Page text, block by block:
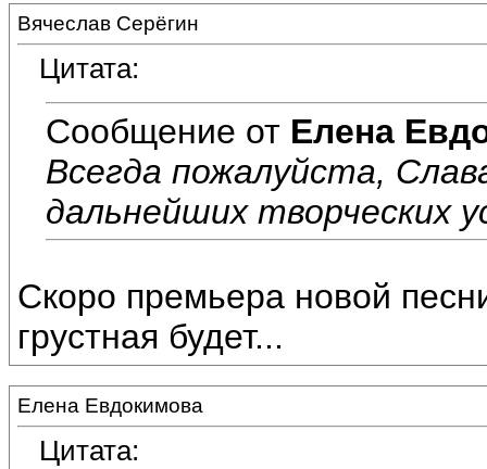
Вячеслав Серёгин
Цитата:
Сообщение от Елена
Всегда пожалуйста,
дальнейших творческих
Скоро премьера новой
грустная будет...
Елена Евдокимова
Цитата: